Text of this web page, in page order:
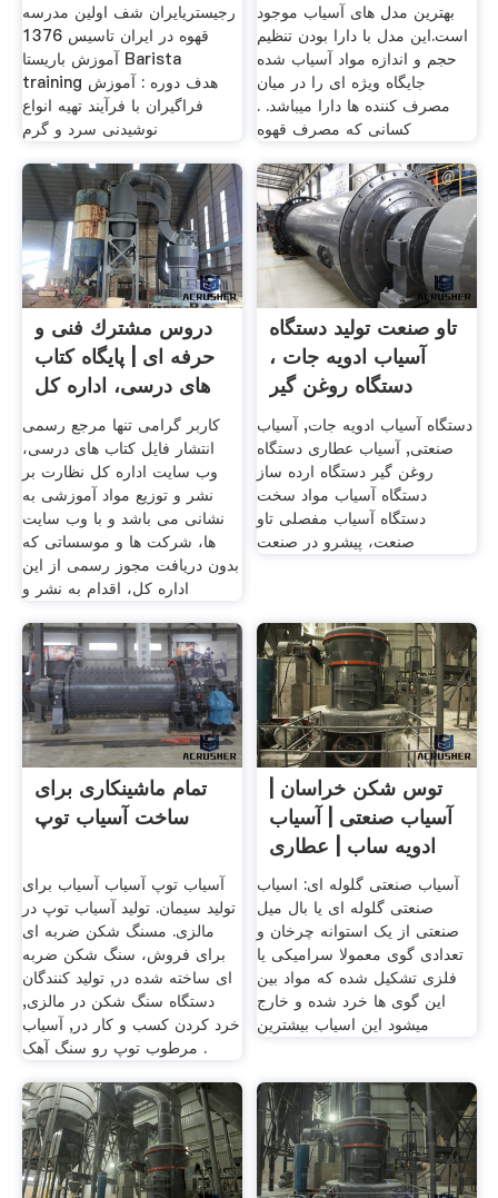
رجیستریایران شف اولین مدرسه
قهوه در ایران تاسیس 1376
آموزش باریستا Barista
training هدف دوره : آموزش
فراگیران با فرآیند تهیه انواع
نوشیدنی سرد و گرم
بهترین مدل های آسیاب موجود
است.این مدل با دارا بودن تنظیم
حجم و اندازه مواد آسیاب شده
جایگاه ویژه ای را در میان
مصرف کننده ها دارا میباشد. .
کسانی که مصرف قهوه
دروس مشترك فنی و
حرفه ای | پایگاه کتاب
های درسی، اداره کل
کاربر گرامی تنها مرجع رسمی
انتشار فایل کتاب های درسی،
وب سایت اداره کل نظارت بر
نشر و توزیع مواد آموزشی به
نشانی می باشد و با وب سایت
ها، شرکت ها و موسساتی که
بدون دریافت مجوز رسمی از این
اداره کل، اقدام به نشر و
تاو صنعت تولید دستگاه
آسیاب ادویه جات ،
دستگاه روغن گیر
دستگاه آسیاب ادویه جات, آسیاب
صنعتی, آسیاب عطاری دستگاه
روغن گیر دستگاه ارده ساز
دستگاه آسیاب مواد سخت
دستگاه آسیاب مفصلی تاو
صنعت، پیشرو در صنعت
تمام ماشینکاری برای
ساخت آسیاب توپ
آسیاب توپ آسیاب آسیاب برای
تولید سیمان. تولید آسیاب توپ در
مالزی. مسنگ شکن ضربه ای
برای فروش، سنگ شکن ضربه
ای ساخته شده در, تولید کنندگان
دستگاه سنگ شکن در مالزی,
خرد کردن کسب و کار در, آسیاب
مرطوب توپ رو سنگ آهک .
توس شکن خراسان |
آسیاب صنعتی | آسیاب
ادویه ساب | عطاری
آسیاب صنعتی گلوله ای: اسیاب
صنعتی گلوله ای یا بال میل
صنعتی از یک استوانه چرخان و
تعدادی گوی معمولا سرامیکی یا
فلزی تشکیل شده که مواد بین
این گوی ها خرد شده و خارج
میشود این اسیاب بیشترین